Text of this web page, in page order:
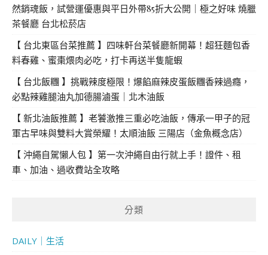
然銷魂飯，試營運優惠與平日外帶85折大公開｜極之好味 燒臘
茶餐廳 台北松菸店
【 台北東區台菜推薦 】四味軒台菜餐廳新開幕！超狂麵包香
料春雞、蜜棗煨肉必吃，打卡再送半隻龍蝦
【 台北飯糰 】挑戰辣度極限！爆餡麻辣皮蛋飯糰香辣過癮，
必點辣雞腿油丸加德腸滷蛋｜北木油飯
【 新北油飯推薦 】老饕激推三重必吃油飯，傳承一甲子的冠
軍古早味與雙料大賞榮耀！太順油飯 三陽店（金魚概念店）
【 沖繩自駕懶人包 】第一次沖繩自由行就上手！證件、租
車、加油、過收費站全攻略
分類
DAILY｜生活